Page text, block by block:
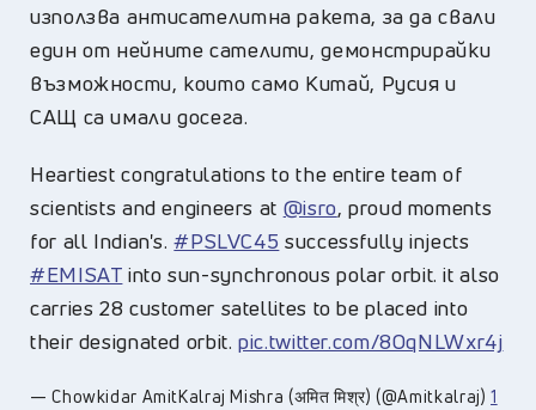
използва антисателитна ракета, за да свали
един от нейните сателити, демонстрирайки
възможности, които само Китай, Русия и
САЩ са имали досега.
Heartiest congratulations to the entire team of
scientists and engineers at @isro, proud moments
for all Indian's.#PSLVC45 successfully injects
#EMISAT into sun-synchronous polar orbit. it also
carries 28 customer satellites to be placed into
their designated orbit.pic.twitter.com/8OqNLWxr4j
— Chowkidar AmitKalraj Mishra (अमित मिश्र) (@Amitkalraj)1